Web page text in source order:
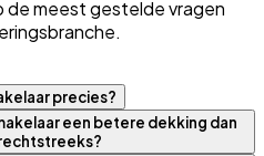
de meest gestelde vragen
precies?
een betere dekking dan